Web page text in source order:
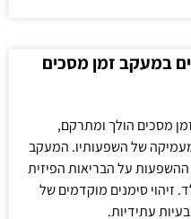
במעקב זמן מסכים
מסכים הולך ומתרקם,
של השפעותיו. המעקב
ההשפעות על הבריאות הפיזית
זיהוי סימנים מוקדמים של
עתידיות.